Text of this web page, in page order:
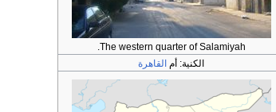
The western quarter of Salamiyah.
الكنية: أم القاهرة